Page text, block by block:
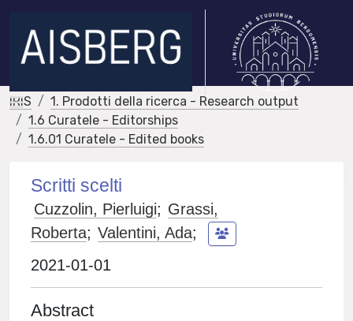
IRIS
1. Prodotti della ricerca - Research output
1.6 Curatele - Editorships
1.6.01 Curatele - Edited books
Scritti scelti
Cuzzolin, Pierluigi; Grassi,
Roberta; Valentini, Ada;
2021-01-01
Abstract